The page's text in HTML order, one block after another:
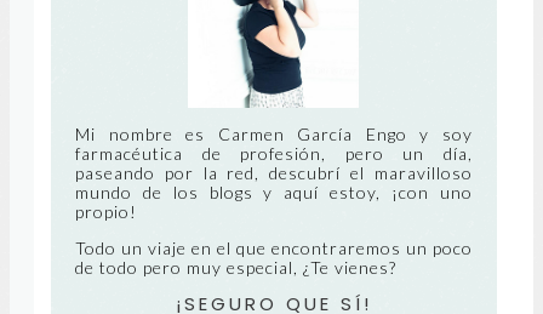
NT
E
Mi nombre es Carmen García Engo y soy
farmacéutica de profesión, pero un día,
paseando por la red, descubrí el maravilloso
mundo de los blogs y aquí estoy, ¡con uno
propio!
Todo un viaje en el que encontraremos un poco
de todo pero muy especial, ¿Te vienes?
¡SEGURO QUE SÍ!